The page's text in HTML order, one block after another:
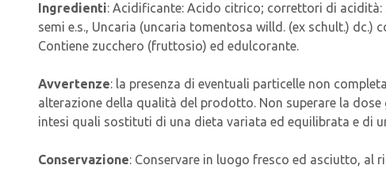
Ingredienti: Acidificante: Acido citrico; correttori di
semi e.s., Uncaria (uncaria tomentosa willd. (ex schult.) dc.)
Contiene zucchero (fruttosio) ed edulcorante.
Avvertenze: la presenza di eventuali particelle non
alterazione della qualità del prodotto. Non superare la
intesi quali sostituti di una dieta variata ed equilibrata e di
Conservazione: Conservare in luogo fresco ed asciutto, al